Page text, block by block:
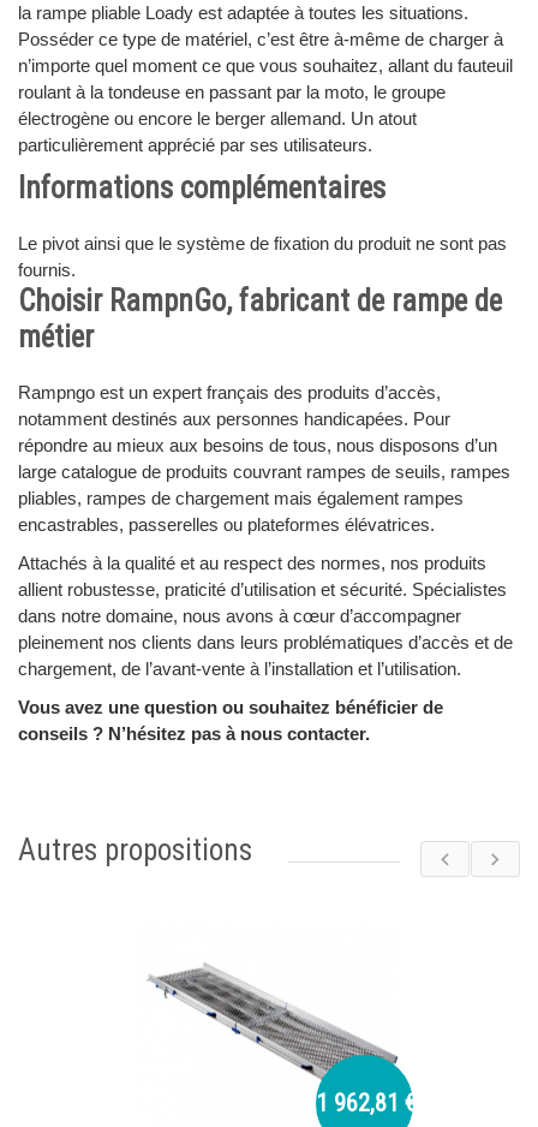
la rampe pliable Loady est adaptée à toutes les situations.
Posséder ce type de matériel, c’est être à-même de charger à
n’importe quel moment ce que vous souhaitez, allant du fauteuil
roulant à la tondeuse en passant par la moto, le groupe
électrogène ou encore le berger allemand. Un atout
particulièrement apprécié par ses utilisateurs.
Informations complémentaires
Le pivot ainsi que le système de fixation du produit ne sont pas
fournis.
Choisir RampnGo, fabricant de rampe de
métier
Rampngo est un expert français des produits d’accès,
notamment destinés aux personnes handicapées. Pour
répondre au mieux aux besoins de tous, nous disposons d’un
large catalogue de produits couvrant rampes de seuils, rampes
pliables, rampes de chargement mais également rampes
encastrables, passerelles ou plateformes élévatrices.
Attachés à la qualité et au respect des normes, nos produits
allient robustesse, praticité d’utilisation et sécurité. Spécialistes
dans notre domaine, nous avons à cœur d’accompagner
pleinement nos clients dans leurs problématiques d’accès et de
chargement, de l’avant-vente à l’installation et l’utilisation.
Vous avez une question ou souhaitez bénéficier de
conseils ? N’hésitez pas à nous contacter.
Autres propositions
1 962,81 €